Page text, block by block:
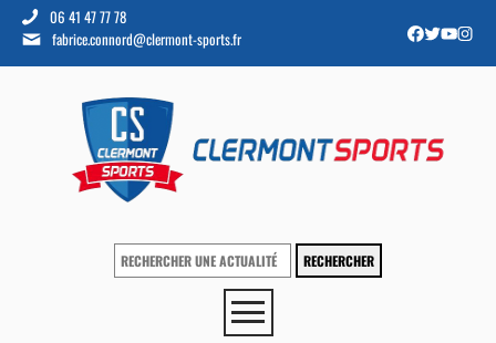
06 41 47 77 78
fabrice.connord@clermont-sports.fr